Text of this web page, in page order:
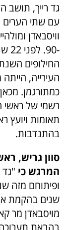
עם שתי הערים
וויסבאדן
-
החילופים
העירייה,
כמתורגמן.
רשמי של ראשי
תאומות ויועץ
בהתנדבות.
סוון גריש,
המרגש כי "גד
שנים בהקמת
מויסבאדן מר
בהבאת